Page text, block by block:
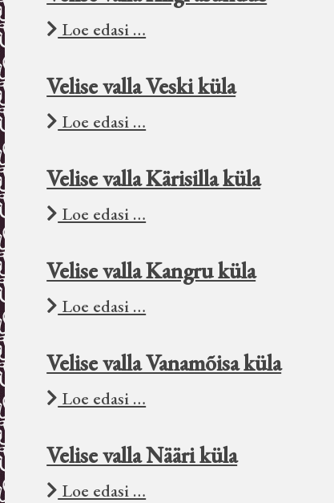
Loe edasi …
Velise valla Veski küla
Loe edasi …
Velise valla Kärisilla küla
Loe edasi …
Velise valla Kangru küla
Loe edasi …
Velise valla Vanamõisa küla
Loe edasi …
Velise valla Nääri küla
Loe edasi …